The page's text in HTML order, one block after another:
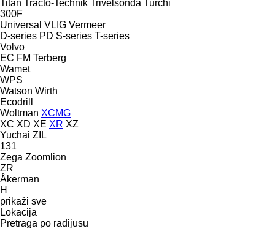
Titan Tracto-Technik Trivelsonda Turchi
300F
Universal VLIG Vermeer
D-series PD S-series T-series
Volvo
EC FM Terberg
Wamet
WPS
Watson Wirth
Ecodrill
Woltman XCMG
XC XD XE XR XZ
Yuchai ZIL
131
Zega Zoomlion
ZR
Åkerman
H
prikaži sve
Lokacija
Pretraga po radijusu